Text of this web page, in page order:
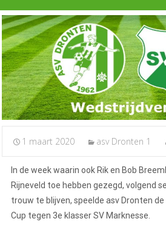
1 maart 2020 asv Dronten 1
In de week waarin ook Rik en Bob
Rijneveld toe hebben gezegd, volgend
trouw te blijven, speelde asv Dronten
Cup tegen 3e klasser SV Marknesse.